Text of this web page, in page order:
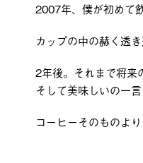
2007年、僕が初めて
カップの中の赫く透
2年後。それまで将来
そして美味しいの一
コーヒーそのものよ